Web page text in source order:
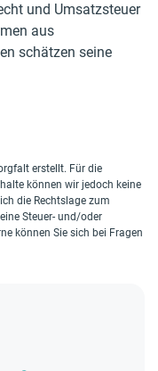
und Umsatzsteuer
aus
schätzen seine
erstellt. Für die
können wir jedoch keine
die Rechtslage zum
Steuer- und/oder
können Sie sich bei Fragen